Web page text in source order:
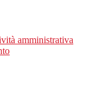
amministrativa